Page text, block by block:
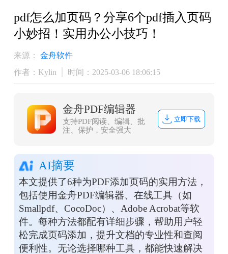
pdf怎么加页码？分享6个pdf插入页码
小妙招！实用办公小技巧！
来源：
金舟软件
作者：Kylin
时间：2025-03-06 18:06:15
金舟PDF编辑器
支持PDF阅读、编辑、批
注、保护，安全强大
立即下载
AI摘要
本文提供了6种为PDF添加页码的实用方法，
包括使用金舟PDF编辑器、在线工具（如
Smallpdf、CocoDoc）、Adobe Acrobat等软
件。每种方法都配有详细步骤，帮助用户轻
松完成页码添加，提升文档的专业性和查阅
便利性。无论选择哪种工具，都能快速解决